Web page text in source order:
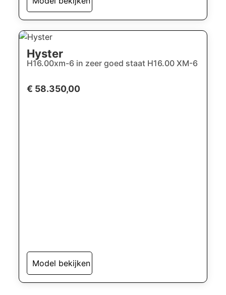
Hyster
H16.00xm-6 in zeer goed staat H16.00 XM-6
€ 58.350,00
Model bekijken